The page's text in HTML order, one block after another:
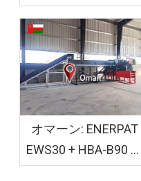
ベーラー機が設置さ
れました
オマーン: ENERPAT
EWS30 + HBA-B90 木
材シェービングおよ